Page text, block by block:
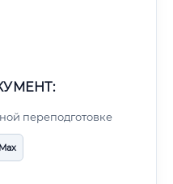
переподготовке